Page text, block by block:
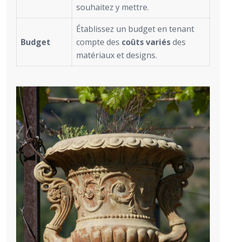
souhaitez y mettre.
Budget
Établissez un budget en tenant
compte des coûts variésdes
matériaux et designs.